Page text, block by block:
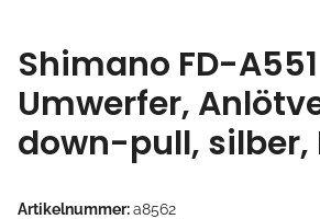
Shimano FD-
Umwerfer,
down-pull, silber,
Artikelnummer:a8562